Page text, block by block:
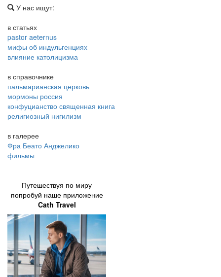
У нас ищут:
в статьях
pastor aeternus
мифы об индульгенциях
влияние католицизма
в справочнике
пальмарианская церковь
мормоны россия
конфуцианство священная книга
религиозный нигилизм
в галерее
Фра Беато Анджелико
фильмы
Путешествуя по миру
попробуй наше приложение
Cath Travel